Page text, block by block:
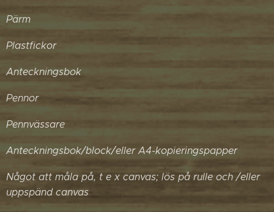
Pärm
Plastfickor
Anteckningsbok
Pennor
Pennvässare
Anteckningsbok/block/eller A4-kopieringspapper
Något att måla på, t e x canvas; lös på rulle och /eller
uppspänd canvas